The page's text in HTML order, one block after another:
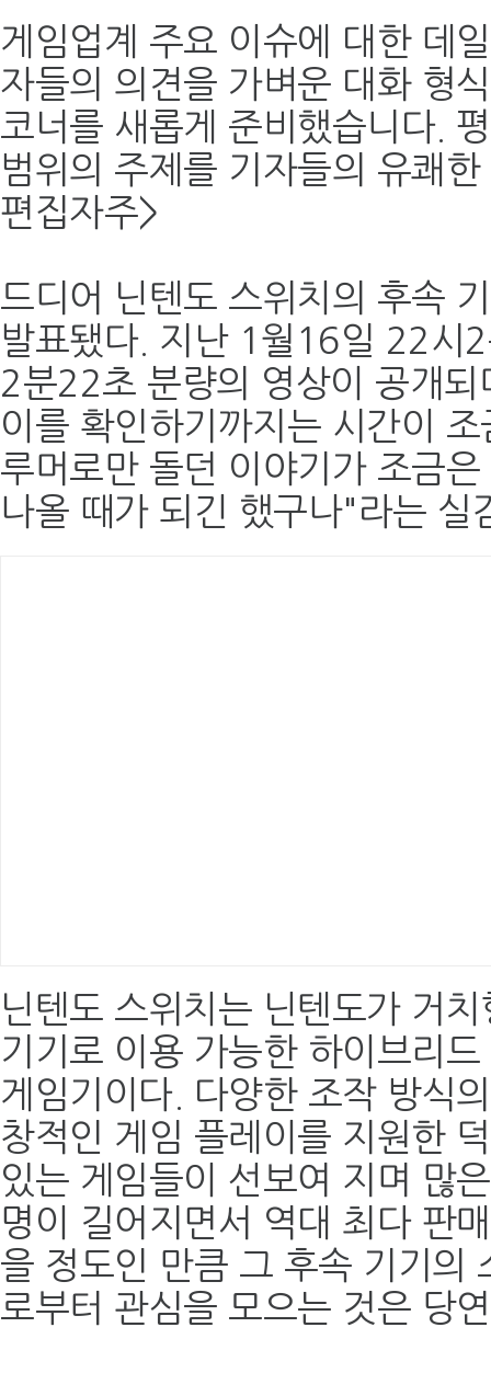
게임업계 주요 이슈에 대한 데
자들의 의견을 가벼운 대화 형
코너를 새롭게 준비했습니다.
범위의 주제를 기자들의 유쾌
편집자주>
드디어 닌텐도 스위치의 후속
발표됐다. 지난 1월16일 22시
2분22초 분량의 영상이 공개
이를 확인하기까지는 시간이
루머로만 돌던 이야기가 조금
나올 때가 되긴 했구나"라는 실
닌텐도 스위치는 닌텐도가 거
기기로 이용 가능한 하이브리
게임기이다. 다양한 조작 방식
창적인 게임 플레이를 지원한
있는 게임들이 선보여 지며 많
명이 길어지면서 역대 최다 판
을 정도인 만큼 그 후속 기기의
로부터 관심을 모으는 것은 당